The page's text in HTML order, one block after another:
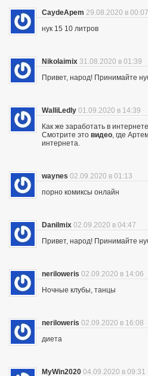
CaydeApem 29.08.2020 в 00:07
нук 15 10 литров
Nikolaimix 31.08.2020 в 01:39
Привет, народ! Принимайте
WalliLedly 01.09.2020 в 14:39
Как же заработать в
Смотрите это видео, где
интернета.
waynes 02.09.2020 в 01:13
порно комиксы онлайн
Danilmix 02.09.2020 в 04:47
Привет, народ! Принимайте
neriloweris 02.09.2020 в 14:06
Ночные клубы, танцы
neriloweris 02.09.2020 в 16:08
диета
MyWin2020 04.09.2020 в 09:31